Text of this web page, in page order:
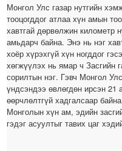
Монгол Улс газар нутгийн
тооцогддог атлаа хүн амын
хавтгай дөрвөлжин километр
амьдарч байна. Энэ нь нэг
хоёр хүрэхгүй хүн ногддог
хөгжүүлэх нь ямар ч Засгийн
сорилтын нэг. Гэвч Монгол
үндсэндээ өвлөгдөн ирсэн 21
өөрчлөлтгүй хадгалсаар
Монголын хүн ам, эдийн
гэдэг асуултыг тавих цаг